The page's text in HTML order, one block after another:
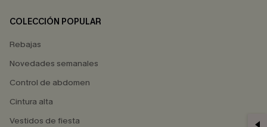
COLECCIÓN POPULAR
Rebajas
Novedades semanales
Control de abdomen
Cintura alta
Vestidos de fiesta